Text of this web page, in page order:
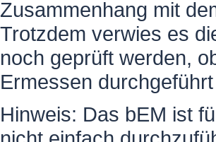
Zusammenhang mit
Trotzdem verwies es
noch geprüft werden,
Ermessen
Hinweis: Das bEM ist